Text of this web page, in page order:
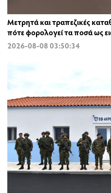
Μετρητά και τραπεζικές
πότε φορολογεί τα ποσά ως
2026-08-08 03:50:34